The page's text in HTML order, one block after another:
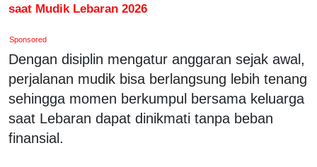
saat Mudik Lebaran 2026
Sponsored
Dengan disiplin mengatur anggaran sejak awal,
perjalanan mudik bisa berlangsung lebih tenang
sehingga momen berkumpul bersama keluarga
saat Lebaran dapat dinikmati tanpa beban
finansial.